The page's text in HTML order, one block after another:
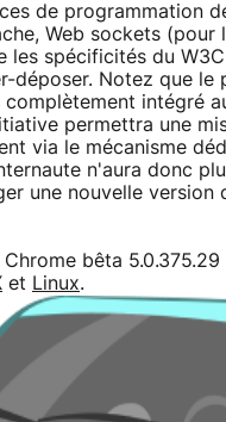
de programmation
Web sockets (pour
les spécificités du W3C
déposer. Notez que le
complètement intégré
permettra une
via le mécanisme
n'aura donc
une nouvelle version
bêta 5.0.375.29
et Linux.